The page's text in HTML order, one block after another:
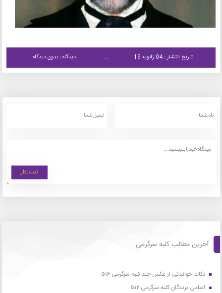
تاریخ انتشار : 04 ژانویه 19 دیدگاه : بدون دیدگاه
آخرین مطالب کلبه سرگرمی
نکات خواندنی از عکس جلد کلبه سرگرمی ۵۱۶
اسامی برندگان کلبه سرگرمی ۵۱۲